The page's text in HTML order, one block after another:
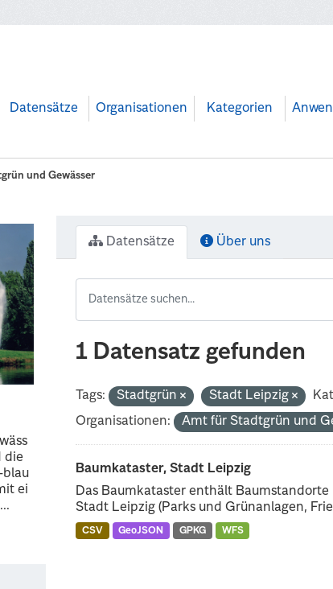
Datensätze Organisationen Kategorien
und Gewässer
die
blau
ei
Datensätze Über uns
1 Datensatz gefunden
Tags: Stadtgrün Stadt Leipzig
Organisationen:
Amt für Stadtgrün und
Baumkataster, Stadt Leipzig
Das Baumkataster enthält
Stadt Leipzig (Parks und Grünanlagen,
CSV GeoJSON GPKG WFS